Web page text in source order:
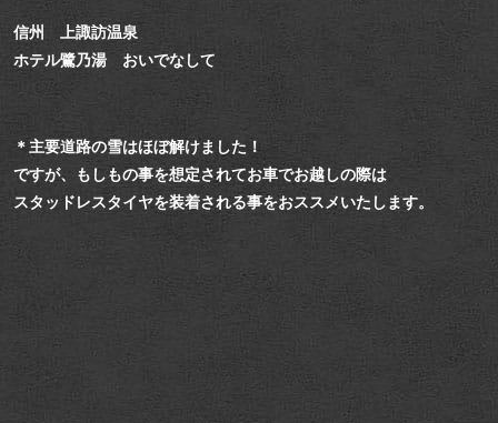
信州 上諏訪温泉
ホテル鷺乃湯 おいでなして
＊主要道路の雪はほぼ解けました！
ですが、もしもの事を想定されてお車でお越しの際は
スタッドレスタイヤを装着される事をおススメいたします。